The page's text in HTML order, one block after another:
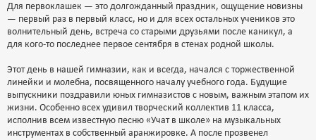
Для первоклашек — это долгожданный праздник, ощущение новизны
— первый раз в первый класс, но и для всех остальных учеников это
волнительный день, встреча со старыми друзьями после каникул, а
для кого-то последнее первое сентября в стенах родной школы.
Этот день в нашей гимназии, как и всегда, начался с торжественной
линейки и молебна, посвященного началу учебного года. Будущие
выпускники поздравили юных гимназистов с новым, важным этапом их
жизни. Особенно всех удивил творческий коллектив 11 класса,
исполнив всем известную песню «Учат в школе» на музыкальных
инструментах в собственный аранжировке. А после прозвенел